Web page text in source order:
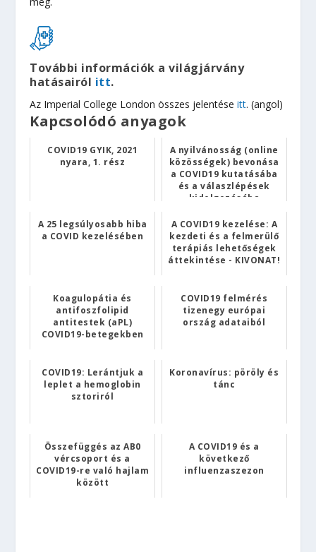
További információk a világjárvány
hatásairól itt.
Az Imperial College London összes jelentéseitt. (angol)
Kapcsolódó anyagok
COVID19 GYIK, 2021
nyara, 1. rész
A nyilvánosság (online
közösségek) bevonása
a COVID19 kutatásába
és a válaszlépések
kidolgozásába
A 25 legsúlyosabb hiba
a COVID kezelésében
A COVID19 kezelése: A
kezdeti és a felmerülő
terápiás lehetőségek
áttekintése - KIVONAT!
Koagulopátia és
antifoszfolipid
antitestek (aPL)
COVID19-betegekben
COVID19 felmérés
tizenegy európai
ország adataiból
COVID19: Lerántjuk a
leplet a hemoglobin
sztoriról
Koronavírus: pöröly és
tánc
Összefüggés az AB0
vércsoport és a
COVID19-re való hajlam
között
A COVID19 és a
következő
influenzaszezon